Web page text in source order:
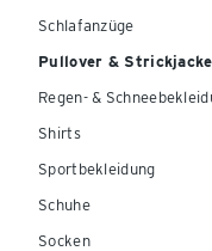
Schlafanzüge
Pullover &
Regen- &
Shirts
Sportbekleidung
Schuhe
Socken